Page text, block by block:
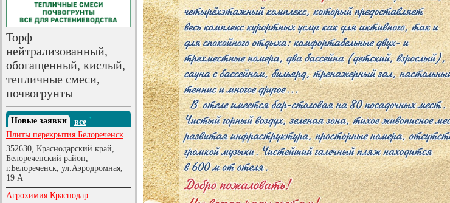
Торф
нейтрализованный,
обогащенный, кислый,
тепличные смеси,
почвогрунты
Новые заявки
все
Плиты перекрытия Белореченск
352630, Краснодарский край,
Белореченский район,
г.Белореченск, ул.Аэродромная,
19 А
Агрохимия Краснодар